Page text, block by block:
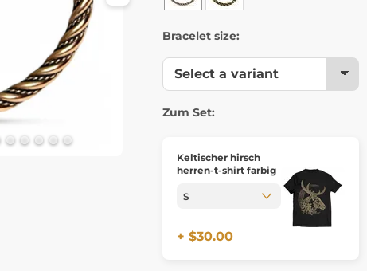
Bracelet size:
Zum Set:
Keltischer hirsch
herren-t-shirt farbig
+ $30.00